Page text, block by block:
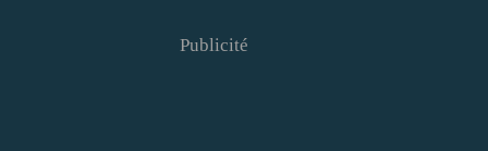
Publicité